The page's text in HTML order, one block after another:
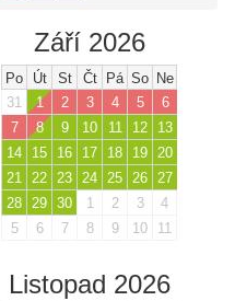
Září 2026
Po Út St Čt Pá So Ne
31
1 2 3 4 5
6
7
8 9 10 11 12
13
14
15 16 17 18 19
20
21
22 23 24 25 26
27
28
29 30 1 2 3
4
5
6 7 8 9 10 11
Listopad 2026